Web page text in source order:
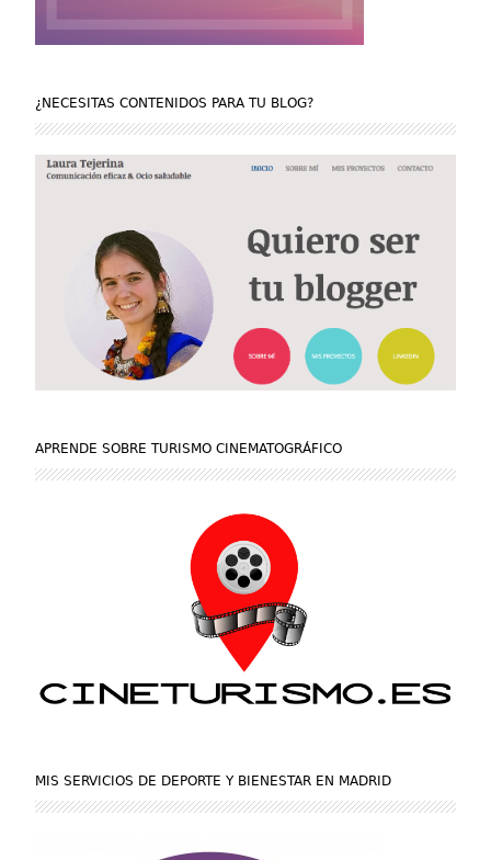
¿NECESITAS CONTENIDOS PARA TU BLOG?
APRENDE SOBRE TURISMO CINEMATOGRÁFICO
MIS SERVICIOS DE DEPORTE Y BIENESTAR EN MADRID